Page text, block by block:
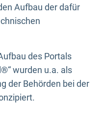
Aufbau der dafür
des Portals
wurden u.a. als
der Behörden bei der